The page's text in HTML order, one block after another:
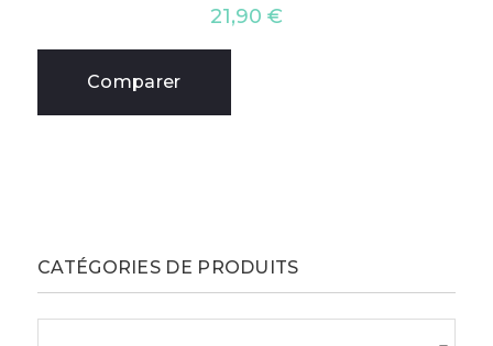
21,90 €
Comparer
CATÉGORIES DE PRODUITS